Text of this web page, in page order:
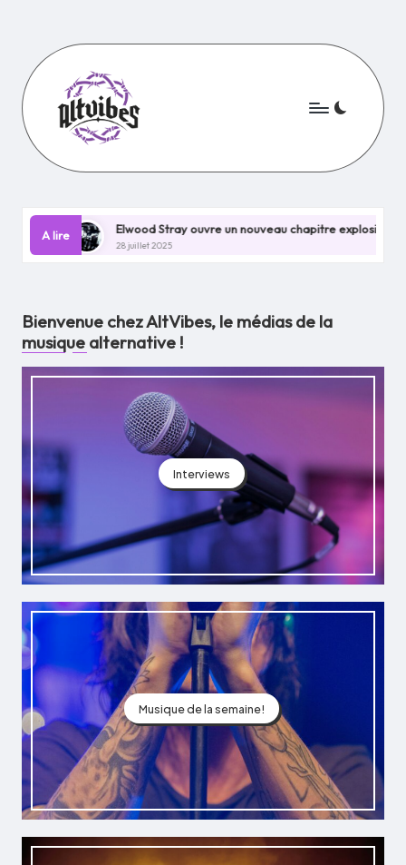
content
A lire
Elwood Stray ouvre un nouveau chapitre explosif avec Nevermind !
28 juillet 2025
Bienvenue chez AltVibes, le médias de la
musique alternative !
Interviews
Musique de la semaine!